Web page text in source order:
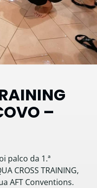
–
palco da 1.ª
CROSS TRAINING,
AFT Conventions.